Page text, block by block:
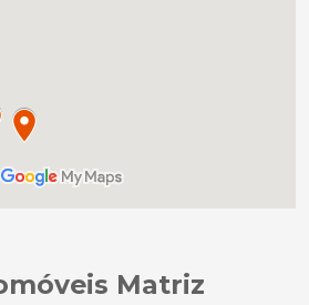
Matriz